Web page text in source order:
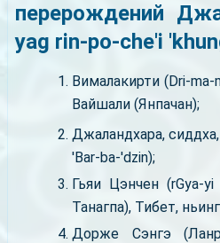
перерождений
yag rin-po-che'i
Вималакирти (Dri-
Вайшали (Янпачан);
Джаландхара,
'Bar-ba-'dzin);
Гьяи Цэнчен (rGya-yi
Танагпа), Тибет,
Дорже Сэнгэ